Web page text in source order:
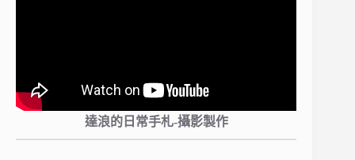
達浪的日常手札-攝影製作